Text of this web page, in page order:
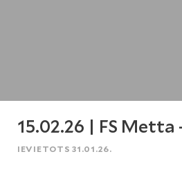
15.02.26 | FS Metta
IEVIETOTS 31.01.26.